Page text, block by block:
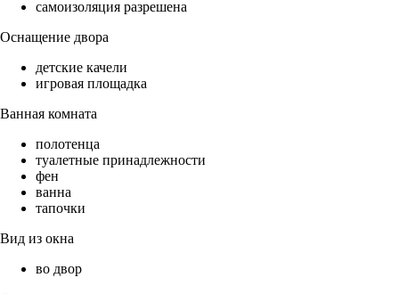
самоизоляция разрешена
Оснащение двора
детские качели
игровая площадка
Ванная комната
полотенца
туалетные принадлежности
фен
ванна
тапочки
Вид из окна
во двор